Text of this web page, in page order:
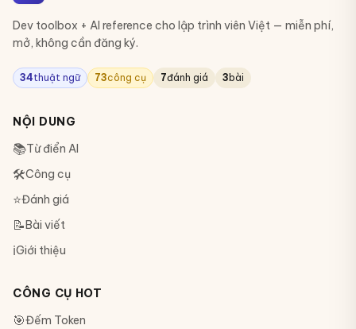
Dev toolbox + AI reference cho lập trình viên Việt — miễn phí,
mở, không cần đăng ký.
34thuật ngữ 73công cụ 7đánh giá 3 bài
NỘI DUNG
📚Từ điển AI
🛠Công cụ
⭐Đánh giá
📝Bài viết
ℹ️Giới thiệu
CÔNG CỤ HOT
🎯Đếm Token